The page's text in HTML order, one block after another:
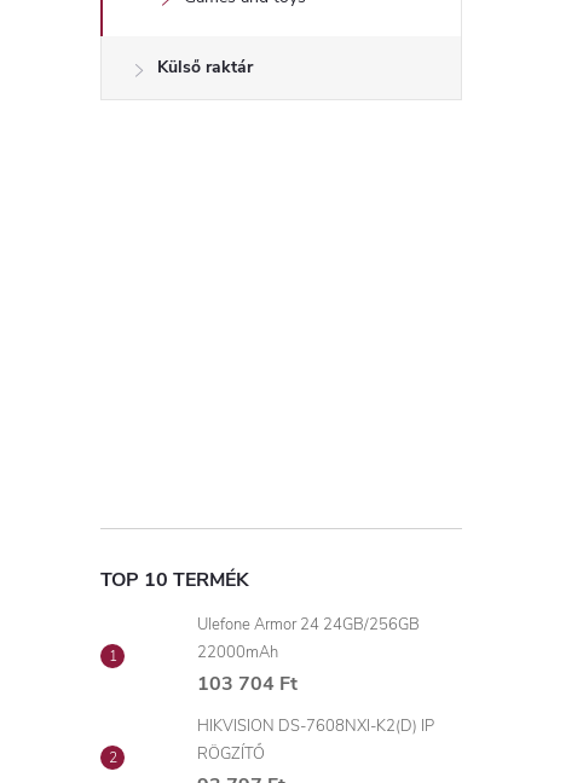
Külső raktár
TOP 10 TERMÉK
Ulefone Armor 24 24GB/256GB
22000mAh
103 704 Ft
HIKVISION DS-7608NXI-K2(D) IP
RÖGZÍTŐ